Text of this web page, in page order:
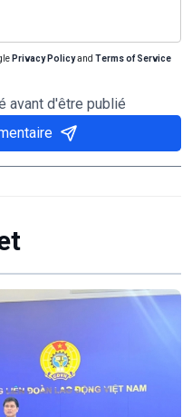
Privacy Policyand Terms of Service
avant d'être publié